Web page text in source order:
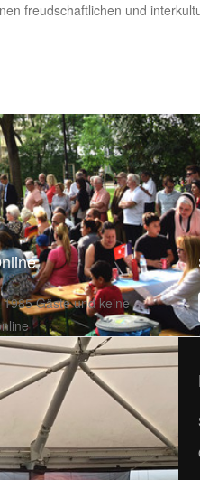
freudschaftlichen und
Gäste und keine